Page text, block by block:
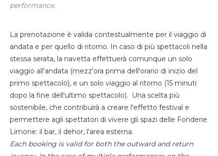
performance.
La prenotazione è valida contestualmente per il viaggio di
andata e per quello di ritorno. In caso di più spettacoli nella
stessa serata, la navetta effettuerà comunque un solo
viaggio all'andata (mezz'ora prima dell'orario di inizio del
primo spettacolo), e un solo viaggio al ritorno (15 minuti
dopo la fine dell'ultimo spettacolo). Una scelta più
sostenibile, che contribuirà a creare l'effetto festival e
permettere agli spettatori di vivere gli spazi delle Fonderie
Limone: il bar, il dehor, l'area esterna.
Each booking is valid for both the outward and return